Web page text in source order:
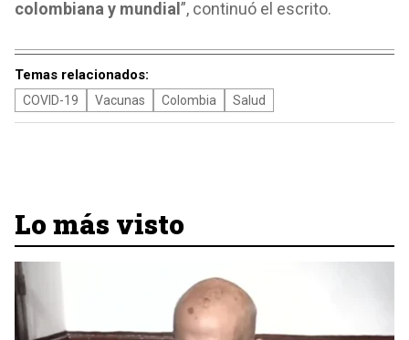
colombiana y mundial ”, continuó el escrito.
Temas relacionados:
COVID-19 Vacunas Colombia Salud
Lo más visto